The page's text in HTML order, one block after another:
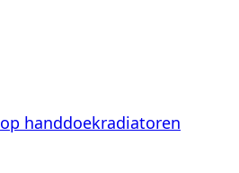
op handdoekradiatoren